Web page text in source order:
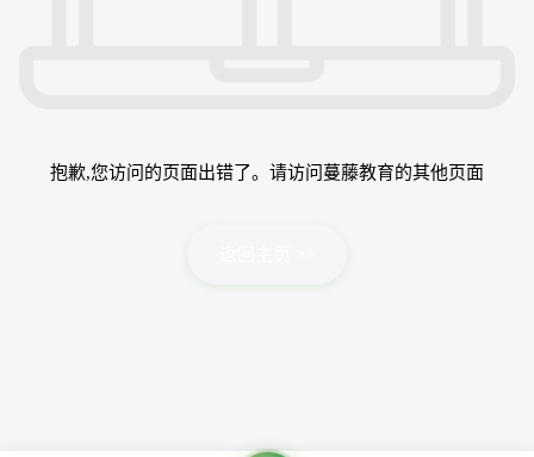
抱歉,您访问的页面出错了。请访问蔓藤教育的其他页面